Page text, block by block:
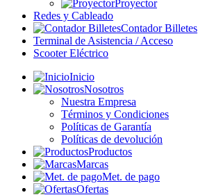
Proyector
Redes y Cableado
Contador Billetes
Terminal de Asistencia / Acceso
Scooter Eléctrico
Inicio
Nosotros
Nuestra Empresa
Términos y Condiciones
Políticas de Garantía
Políticas de devolución
Productos
Marcas
Met. de pago
Ofertas